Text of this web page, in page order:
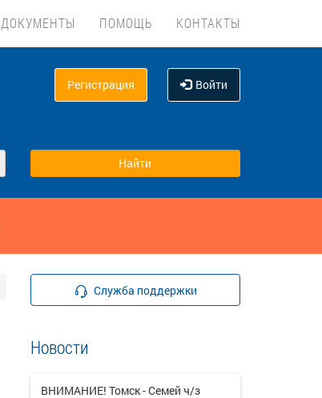
ДОКУМЕНТЫ ПОМОЩЬ КОНТАКТЫ
Регистрация Войти
Служба поддержки
Новости
ВНИМАНИЕ! Томск - Семей ч/з